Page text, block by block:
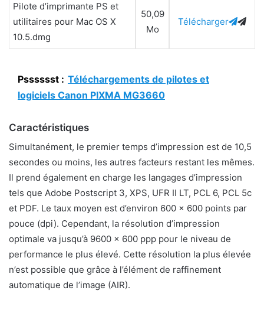
Pilote d’imprimante PS et
utilitaires pour Mac OS X
10.5.dmg
50,09
Mo
Télécharger
Psssssst : Téléchargements de pilotes et
logiciels Canon PIXMA MG3660
Caractéristiques
Simultanément, le premier temps d’impression est de 10,5
secondes ou moins, les autres facteurs restant les mêmes.
Il prend également en charge les langages d’impression
tels que Adobe Postscript 3, XPS, UFR II LT, PCL 6, PCL 5c
et PDF. Le taux moyen est d’environ 600 x 600 points par
pouce (dpi). Cependant, la résolution d’impression
optimale va jusqu’à 9600 x 600 ppp pour le niveau de
performance le plus élevé. Cette résolution la plus élevée
n’est possible que grâce à l’élément de raffinement
automatique de l’image (AIR).